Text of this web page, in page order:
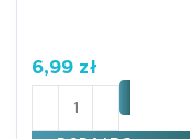
6,99 zł
ilość Karnet B6